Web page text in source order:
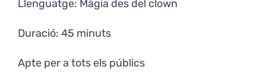
Llenguatge: Màgia des del clown
Duració: 45 minuts
Apte per a tots els públics